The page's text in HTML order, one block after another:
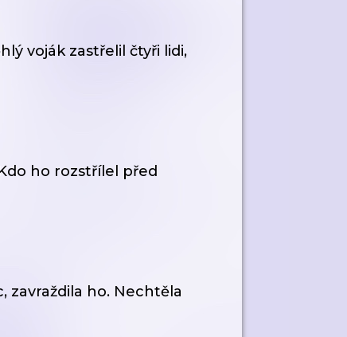
voják zastřelil čtyři lidi,
ho rozstřílel před
zavraždila ho. Nechtěla